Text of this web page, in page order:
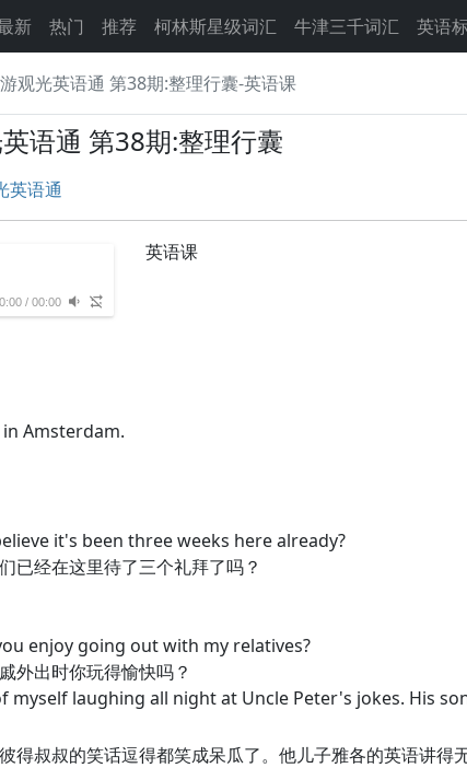
新 热门 推荐 柯林斯星级词汇 牛津三千词汇 英语
观光英语通 第38期:整理行囊-英语课
语通 第38期:整理行囊
英语通
/00:00
英语课
in Amsterdam.
it's been three weeks here already?
经在这里待了三个礼拜了吗？
enjoy going out with my relatives?
出时你玩得愉快吗？
laughing all night at Uncle Peter's jokes. His
叔叔的笑话逗得都笑成呆瓜了。他儿子雅各的英语讲得